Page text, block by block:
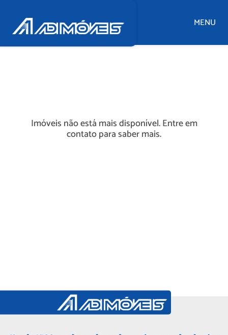
MENU
Imóveis não está mais disponível. Entre em
contato para saber mais.